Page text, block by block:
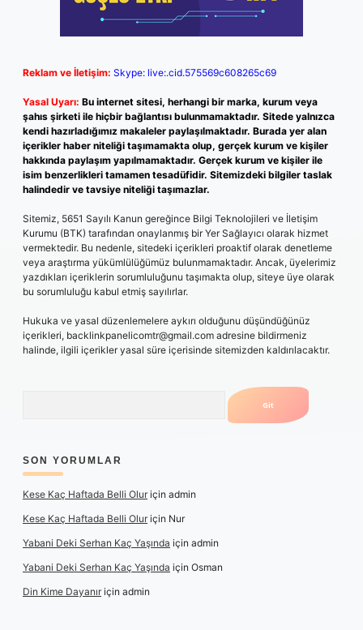
Reklam ve İletişim: Skype: live:.cid.575569c608265c69
Yasal Uyarı: Bu internet sitesi, herhangi bir marka, kurum veya
şahıs şirketi ile hiçbir bağlantısı bulunmamaktadır. Sitede yalnızca
kendi hazırladığımız makaleler paylaşılmaktadır. Burada yer alan
içerikler haber niteliği taşımamakta olup, gerçek kurum ve kişiler
hakkında paylaşım yapılmamaktadır. Gerçek kurum ve kişiler ile
isim benzerlikleri tamamen tesadüfidir. Sitemizdeki bilgiler taslak
halindedir ve tavsiye niteliği taşımazlar.
Sitemiz, 5651 Sayılı Kanun gereğince Bilgi Teknolojileri ve İletişim
Kurumu (BTK) tarafından onaylanmış bir Yer Sağlayıcı olarak hizmet
vermektedir. Bu nedenle, sitedeki içerikleri proaktif olarak denetleme
veya araştırma yükümlülüğümüz bulunmamaktadır. Ancak, üyelerimiz
yazdıkları içeriklerin sorumluluğunu taşımakta olup, siteye üye olarak
bu sorumluluğu kabul etmiş sayılırlar.
Hukuka ve yasal düzenlemelere aykırı olduğunu düşündüğünüz
içerikleri, backlinkpanelicomtr@gmail.com adresine bildirmeniz
halinde, ilgili içerikler yasal süre içerisinde sitemizden kaldırılacaktır.
SON YORUMLAR
Kese Kaç Haftada Belli Oluriçin admin
Kese Kaç Haftada Belli Oluriçin Nur
Yabani Deki Serhan Kaç Yaşında için admin
Yabani Deki Serhan Kaç Yaşında için Osman
Din Kime Dayanıriçin admin